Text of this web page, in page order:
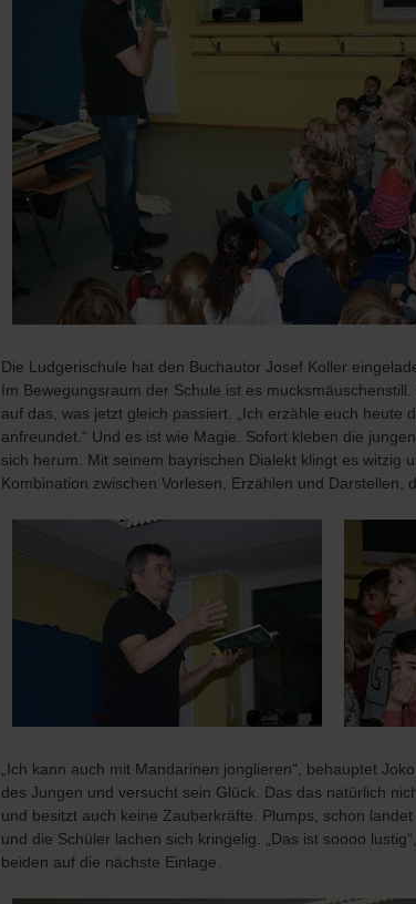
Die Ludgerischule hat den Buchautor Josef Koller
Im Bewegungsraum der Schule ist es
auf das, was jetzt gleich passiert. „Ich erzähle euch
anfreundet.“ Und es ist wie Magie. Sofort kleben die
sich herum. Mit seinem bayrischen Dialekt klingt es witzig
Kombination zwischen Vorlesen, Erzählen und
„Ich kann auch mit Mandarinen jonglieren“, behauptet
des Jungen und versucht sein Glück. Das das natürlich
und besitzt auch keine Zauberkräfte. Plumps, schon
und die Schüler lachen sich kringelig. „Das ist soooo
beiden auf die nächste Einlage.